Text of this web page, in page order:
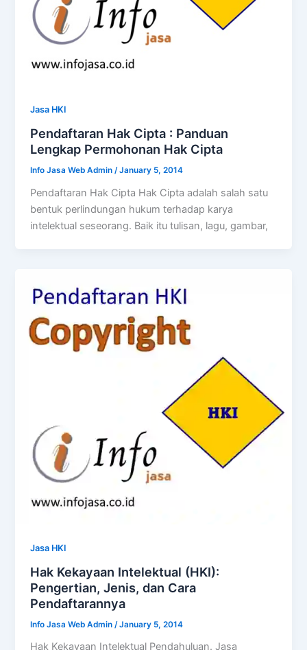
Jasa HKI
Pendaftaran Hak Cipta : Panduan
Lengkap Permohonan Hak Cipta
Info Jasa Web Admin/January 5, 2014
Pendaftaran Hak Cipta Hak Cipta adalah salah satu
bentuk perlindungan hukum terhadap karya
intelektual seseorang. Baik itu tulisan, lagu, gambar,
Jasa HKI
Hak Kekayaan Intelektual (HKI):
Pengertian, Jenis, dan Cara
Pendaftarannya
Info Jasa Web Admin /January 5, 2014
Hak Kekayaan Intelektual Pendahuluan. Jasa